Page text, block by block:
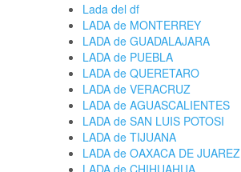
Lada del df
LADA de MONTERREY
LADA de GUADALAJARA
LADA de PUEBLA
LADA de QUERETARO
LADA de VERACRUZ
LADA de AGUASCALIENTES
LADA de SAN LUIS POTOSI
LADA de TIJUANA
LADA de OAXACA DE JUAREZ